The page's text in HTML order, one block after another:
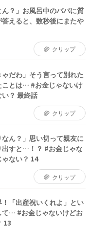
ん？」お風呂中のパパに質
えると、数秒後にまたや
クリップ
ゃだわ」そう言って別れた
ことは… #お金じゃないけ
？ 最終話
クリップ
なん？」思い切って親友に
出すと…！？ #お金じゃな
ない？ 14
クリップ
「出産祝いくれよ」とい
て… #お金じゃないけどお
13